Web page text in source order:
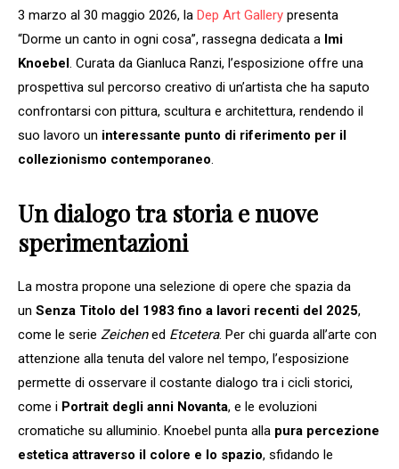
3 marzo al 30 maggio 2026, la Dep Art Gallery presenta
“Dorme un canto in ogni cosa”, rassegna dedicata a Imi
Knoebel. Curata da Gianluca Ranzi, l’esposizione offre una
prospettiva sul percorso creativo di un’artista che ha saputo
confrontarsi con pittura, scultura e architettura, rendendo il
suo lavoro un interessante punto di riferimento per il
collezionismo contemporaneo.
Un dialogo tra storia e nuove
sperimentazioni
La mostra propone una selezione di opere che spazia da
un Senza Titolo del 1983 fino a lavori recenti del 2025,
come le serie Zeichened Etcetera. Per chi guarda all’arte con
attenzione alla tenuta del valore nel tempo, l’esposizione
permette di osservare il costante dialogo tra i cicli storici,
come i Portrait degli anni Novanta, e le evoluzioni
cromatiche su alluminio. Knoebel punta alla pura percezione
estetica attraverso il colore e lo spazio, sfidando le